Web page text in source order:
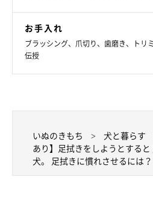
お手入れ
ブラッシング、爪切り、歯磨き、トリ
伝授
いぬのきもち 犬と暮らす
あり】足拭きをしようとする
犬。 足拭きに慣れさせるには？